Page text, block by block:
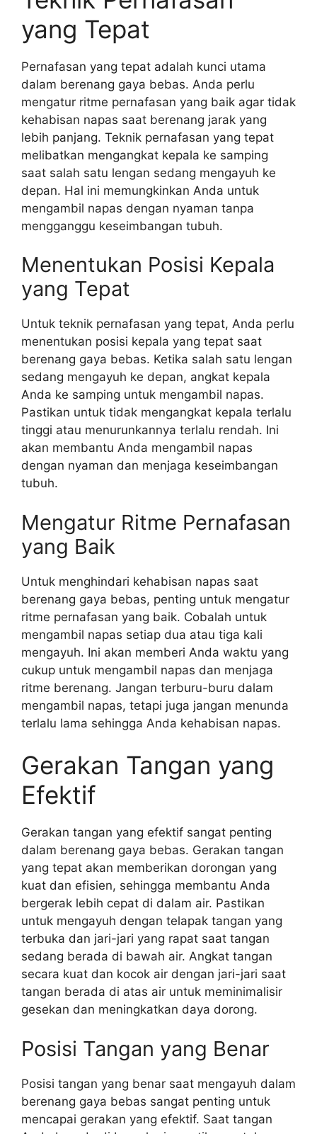
yang Tepat
Pernafasan yang tepat adalah kunci utama
dalam berenang gaya bebas. Anda perlu
mengatur ritme pernafasan yang baik agar tidak
kehabisan napas saat berenang jarak yang
lebih panjang. Teknik pernafasan yang tepat
melibatkan mengangkat kepala ke samping
saat salah satu lengan sedang mengayuh ke
depan. Hal ini memungkinkan Anda untuk
mengambil napas dengan nyaman tanpa
mengganggu keseimbangan tubuh.
Menentukan Posisi Kepala
yang Tepat
Untuk teknik pernafasan yang tepat, Anda perlu
menentukan posisi kepala yang tepat saat
berenang gaya bebas. Ketika salah satu lengan
sedang mengayuh ke depan, angkat kepala
Anda ke samping untuk mengambil napas.
Pastikan untuk tidak mengangkat kepala terlalu
tinggi atau menurunkannya terlalu rendah. Ini
akan membantu Anda mengambil napas
dengan nyaman dan menjaga keseimbangan
tubuh.
Mengatur Ritme Pernafasan
yang Baik
Untuk menghindari kehabisan napas saat
berenang gaya bebas, penting untuk mengatur
ritme pernafasan yang baik. Cobalah untuk
mengambil napas setiap dua atau tiga kali
mengayuh. Ini akan memberi Anda waktu yang
cukup untuk mengambil napas dan menjaga
ritme berenang. Jangan terburu-buru dalam
mengambil napas, tetapi juga jangan menunda
terlalu lama sehingga Anda kehabisan napas.
Gerakan Tangan yang
Efektif
Gerakan tangan yang efektif sangat penting
dalam berenang gaya bebas. Gerakan tangan
yang tepat akan memberikan dorongan yang
kuat dan efisien, sehingga membantu Anda
bergerak lebih cepat di dalam air. Pastikan
untuk mengayuh dengan telapak tangan yang
terbuka dan jari-jari yang rapat saat tangan
sedang berada di bawah air. Angkat tangan
secara kuat dan kocok air dengan jari-jari saat
tangan berada di atas air untuk meminimalisir
gesekan dan meningkatkan daya dorong.
Posisi Tangan yang Benar
Posisi tangan yang benar saat mengayuh dalam
berenang gaya bebas sangat penting untuk
mencapai gerakan yang efektif. Saat tangan